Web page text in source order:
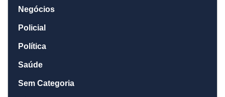
Negócios
Policial
Política
Saúde
Sem Categoria